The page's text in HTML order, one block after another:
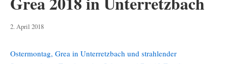
2. April 20188.
Ostermontag, Grea in Unterretzbach und strahlender